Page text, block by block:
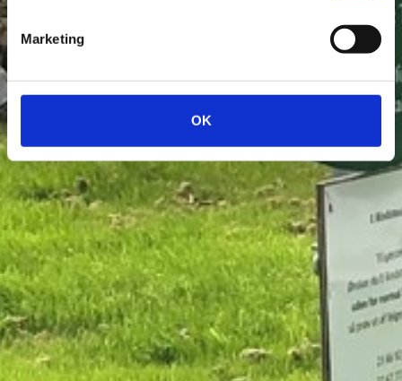
Marketing
OK